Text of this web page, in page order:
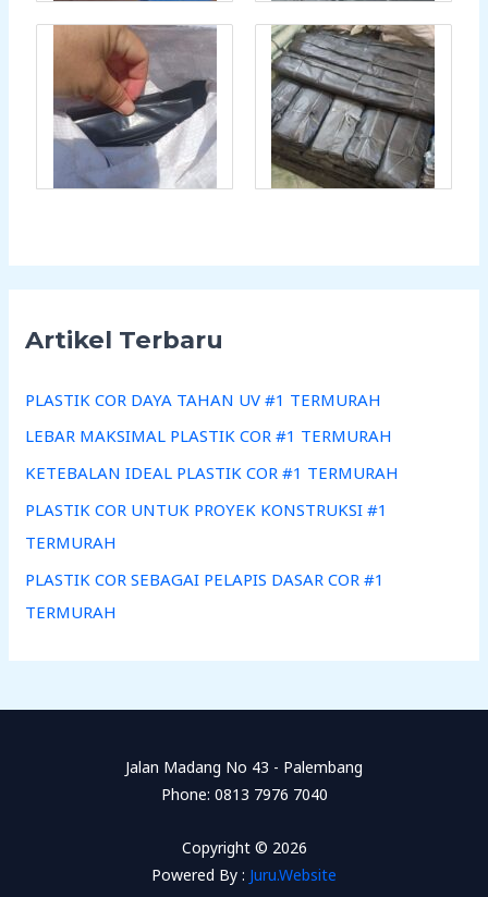
Artikel Terbaru
PLASTIK COR DAYA TAHAN UV #1 TERMURAH
LEBAR MAKSIMAL PLASTIK COR #1 TERMURAH
KETEBALAN IDEAL PLASTIK COR #1 TERMURAH
PLASTIK COR UNTUK PROYEK KONSTRUKSI #1
TERMURAH
PLASTIK COR SEBAGAI PELAPIS DASAR COR #1
TERMURAH
Jalan Madang No 43 - Palembang
Phone: 0813 7976 7040
Copyright © 2026
Powered By : Juru.Website